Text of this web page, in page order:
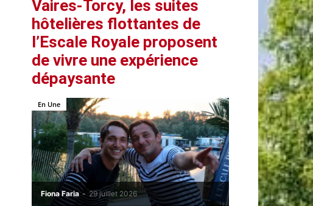
Vaires-Torcy, les suites
hôtelières flottantes de
l’Escale Royale proposent
de vivre une expérience
dépaysante
Fiona Faria - 29 juillet 2026
En Une